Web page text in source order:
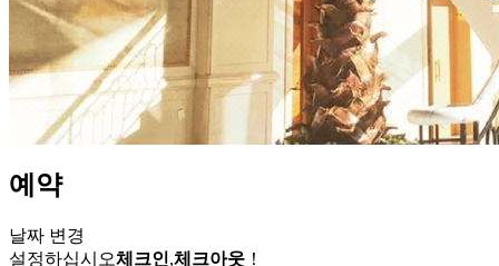
예약
날짜 변경
설정하십시오체크인,체크아웃 ！